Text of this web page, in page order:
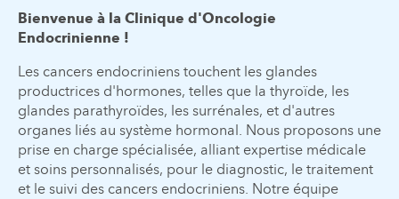
Bienvenue à la Clinique d'Oncologie
Endocrinienne !
Les cancers endocriniens touchent les glandes
productrices d'hormones, telles que la thyroïde, les
glandes parathyroïdes, les surrénales, et d'autres
organes liés au système hormonal. Nous proposons une
prise en charge spécialisée, alliant expertise médicale
et soins personnalisés, pour le diagnostic, le traitement
et le suivi des cancers endocriniens. Notre équipe